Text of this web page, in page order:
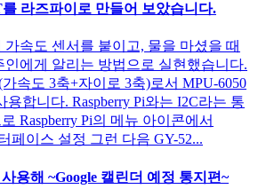
라즈파이로 만들어 보았습니다.
속도 센서를 붙이고, 물을 마셨을 때
인에게 알리는 방법으로 실현했습니다.
속도 3축+자이로 3축)로서 MPU-6050
용합니다. Raspberry Pi와는 I2C라는 통
Raspberry Pi의 메뉴 아이콘에서
페이스 설정 그런 다음 GY-52...
용해 ~Google 캘린더 예정 통지편~